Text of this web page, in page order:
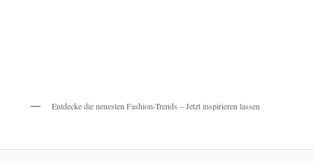
Entdecke die neuesten Fashion-Trends – Jetzt inspirieren lassen